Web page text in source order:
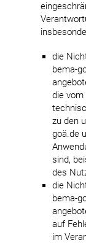
die
bema-
die
zu den
goä.de
sind,
des
die
bema-
auf
im